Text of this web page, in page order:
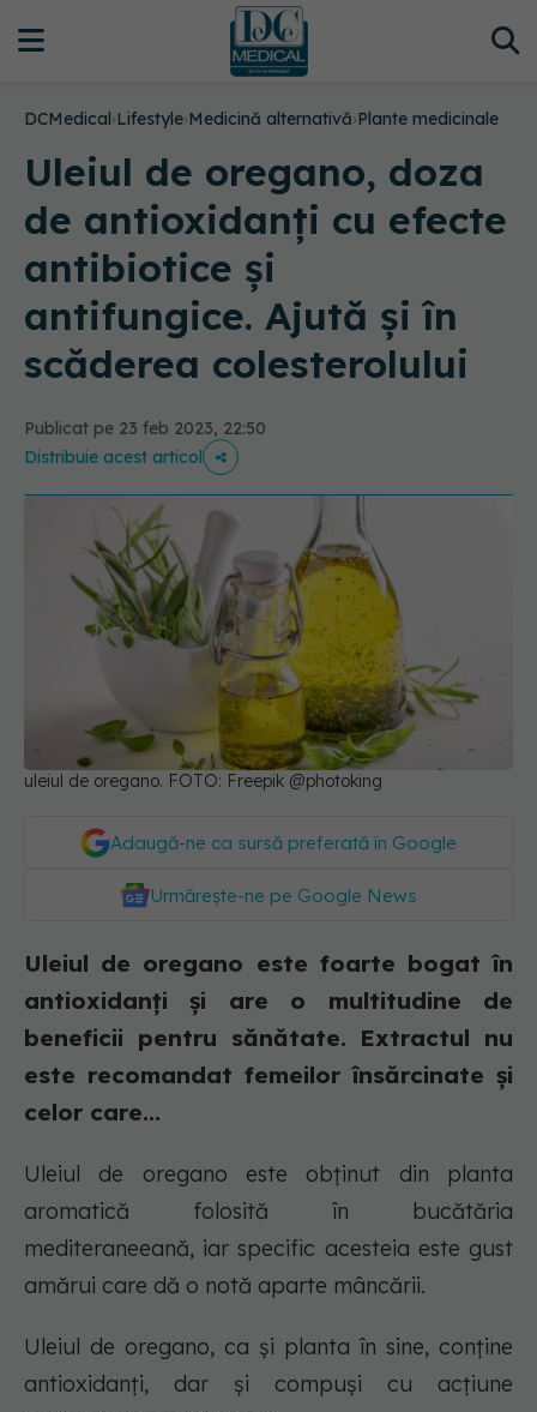
DCMedical›Lifestyle›Medicină alternativă›Plante medicinale
Uleiul de oregano, doza
de antioxidanți cu efecte
antibiotice și
antifungice. Ajută și în
scăderea colesterolului
Publicat pe 23 feb 2023, 22:50
Distribuie acest articol
uleiul de oregano. FOTO: Freepik @photoking
Adaugă-ne ca sursă preferată în Google
Urmărește-ne pe Google News
Uleiul de oregano este foarte bogat în
antioxidanți și are o multitudine de
beneficii pentru sănătate. Extractul nu
este recomandat femeilor însărcinate și
celor care...
Uleiul de oregano este obținut din planta
aromatică folosită în bucătăria
mediteraneeană, iar specific acesteia este gust
amărui care dă o notă aparte mâncării.
Uleiul de oregano, ca și planta în sine, conține
antioxidanți, dar și compuși cu acțiune